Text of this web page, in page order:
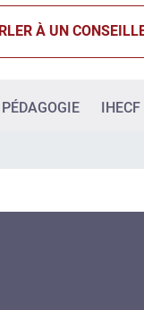
À UN
PÉDAGOGIE IHECF